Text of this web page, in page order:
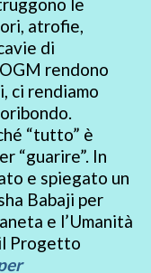
le
atrofie,
di
rendono
ci rendiamo
“tutto” è
“guarire”. In
e spiegato un
Babaji per
e l’Umanità
Progetto